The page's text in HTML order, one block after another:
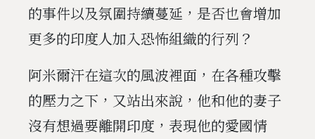
的事件以及氛圍持續蔓延，是否也會增加
更多的印度人加入恐怖組織的行列？
阿米爾汗在這次的風波裡面，在各種攻擊
的壓力之下，又站出來說，他和他的妻子
沒有想過要離開印度，表現他的愛國情